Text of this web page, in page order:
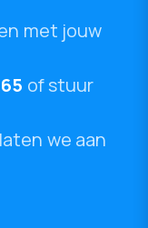
met jouw
of stuur
we aan